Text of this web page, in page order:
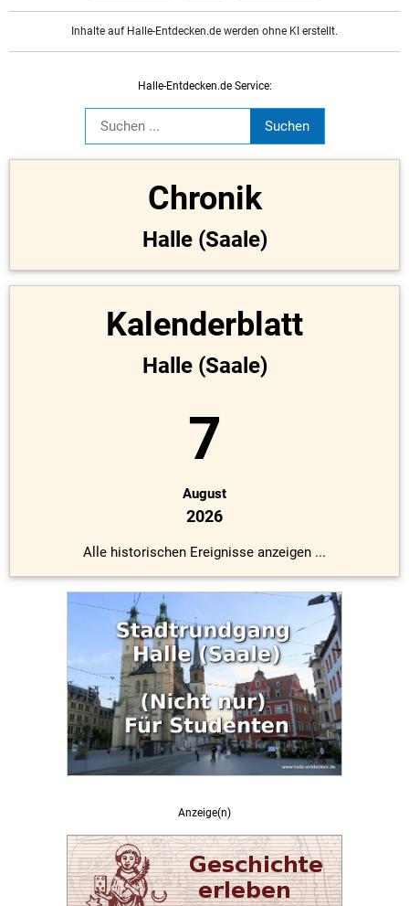
Inhalte auf Halle-Entdecken.de werden ohne KI erstellt.
Halle-Entdecken.de Service:
Chronik
Halle (Saale)
Kalenderblatt
Halle (Saale)
7
August
2026
Alle historischen Ereignisse anzeigen ...
Anzeige(n)